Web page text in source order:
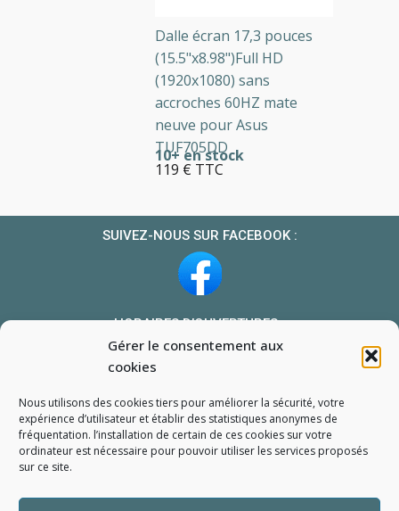
Gérer le consentement aux
cookies
Nous utilisons des cookies tiers pour améliorer la sécurité, votre
expérience d’utilisateur et établir des statistiques anonymes de
fréquentation. l’installation de certain de ces cookies sur votre
ordinateur est nécessaire pour pouvoir utiliser les services proposés
sur ce site.
10+ en stock
Dalle écran 17,3 pouces
(15.5"x8.98")Full HD
(1920x1080) sans
accroches 60HZ mate
neuve pour Asus
TUF705DD
119 € TTC
SUIVEZ-NOUS SUR FACEBOOK :
HORAIRES D’OUVERTURES :
Du lundi au vendredi : 10h-13h et 14h-19h
Le samedi : 10h-13h 14h-18h
NOUS TROUVER
Mon compte
Formulaire de demande de pièce